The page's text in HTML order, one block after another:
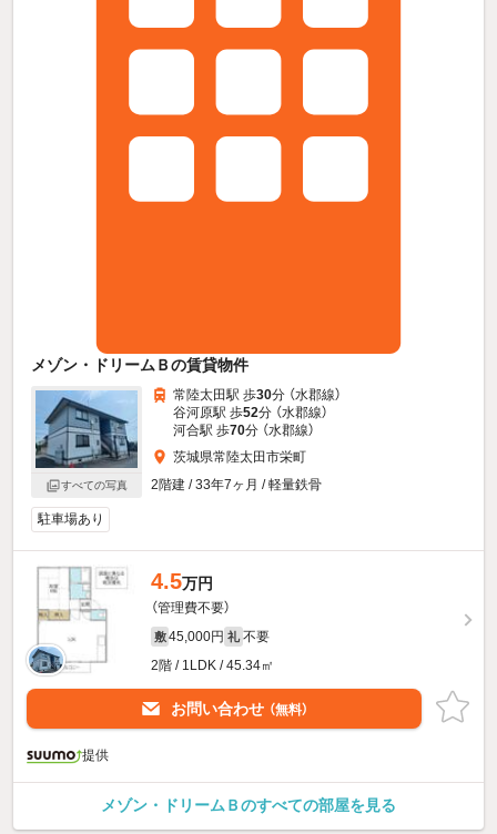
メゾン・ドリームＢの賃貸物件
すべての写真
常陸太田駅 歩30分 （水郡線）
谷河原駅 歩52分 （水郡線）
河合駅 歩70分 （水郡線）
茨城県常陸太田市栄町
2階建 / 33年7ヶ月 / 軽量鉄骨
駐車場あり
4.5万円
（管理費不要）
敷 45,000円 礼 不要
2階 / 1LDK / 45.34㎡
お問い合わせ （無料）
提供
メゾン・ドリームＢのすべての部屋を見る